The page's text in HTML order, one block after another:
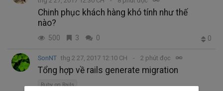
Chinh phục khách hàng khó tính như thế
nào?
500 3 0 0
SonNT thg 2 27, 2017 12:10 CH 2 phút đọc
Tổng hợp về rails generate migration
Ruby on Rails